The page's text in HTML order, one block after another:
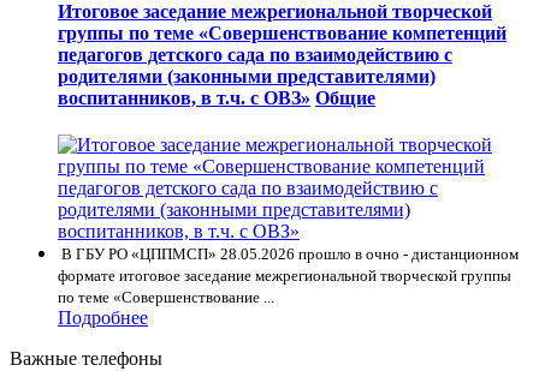
Итоговое заседание межрегиональной творческой
группы по теме «Совершенствование компетенций
педагогов детского сада по взаимодействию с
родителями (законными представителями)
воспитанников, в т.ч. с ОВЗ» Общие
В ГБУ РО «ЦППМСП» 28.05.2026 прошло в очно - дистанционном
формате итоговое заседание межрегиональной творческой группы
по теме «Совершенствование ...
Подробнее
Важные телефоны